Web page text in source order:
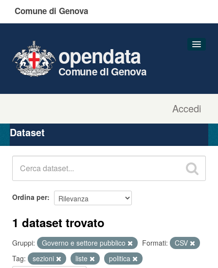
Comune di Genova
Accedi
opendata
Comune di Genova
Organizzazioni
Gruppi
Dataset
Ordina per
1 dataset trovato
Gruppi: Governo e settore pubblico Formati:
CSV
Tag:
sezioni liste
politica